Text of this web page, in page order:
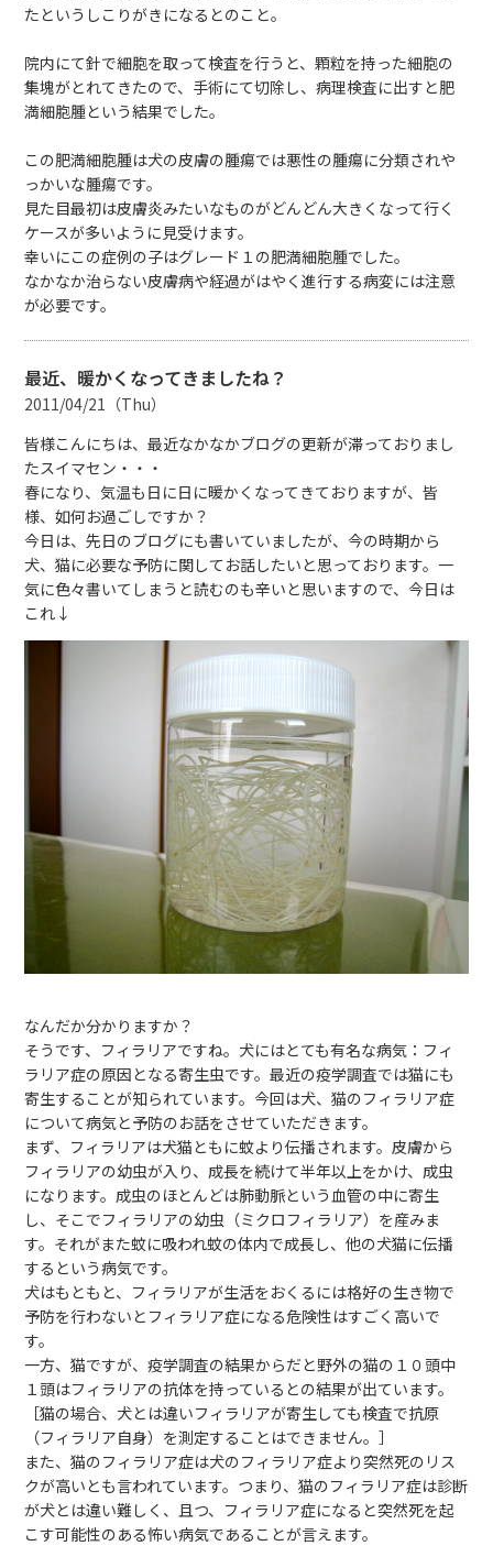
たというしこりがきになるとのこと。
院内にて針で細胞を取って検査を行うと、顆粒を持った細胞の
集塊がとれてきたので、手術にて切除し、病理検査に出すと肥
満細胞腫という結果でした。
この肥満細胞腫は犬の皮膚の腫瘍では悪性の腫瘍に分類されや
っかいな腫瘍です。
見た目最初は皮膚炎みたいなものがどんどん大きくなって行く
ケースが多いように見受けます。
幸いにこの症例の子はグレード１の肥満細胞腫でした。
なかなか治らない皮膚病や経過がはやく進行する病変には注意
が必要です。
最近、暖かくなってきましたね？
2011/04/21（Thu）
皆様こんにちは、最近なかなかブログの更新が滞っておりまし
たスイマセン・・・
春になり、気温も日に日に暖かくなってきておりますが、皆
様、如何お過ごしですか？
今日は、先日のブログにも書いていましたが、今の時期から
犬、猫に必要な予防に関してお話したいと思っております。一
気に色々書いてしまうと読むのも辛いと思いますので、今日は
これ↓
なんだか分かりますか？
そうです、フィラリアですね。犬にはとても有名な病気：フィ
ラリア症の原因となる寄生虫です。最近の疫学調査では猫にも
寄生することが知られています。今回は犬、猫のフィラリア症
について病気と予防のお話をさせていただきます。
まず、フィラリアは犬猫ともに蚊より伝播されます。皮膚から
フィラリアの幼虫が入り、成長を続けて半年以上をかけ、成虫
になります。成虫のほとんどは肺動脈という血管の中に寄生
し、そこでフィラリアの幼虫（ミクロフィラリア）を産みま
す。それがまた蚊に吸われ蚊の体内で成長し、他の犬猫に伝播
するという病気です。
犬はもともと、フィラリアが生活をおくるには格好の生き物で
予防を行わないとフィラリア症になる危険性はすごく高いで
す。
一方、猫ですが、疫学調査の結果からだと野外の猫の１０頭中
１頭はフィラリアの抗体を持っているとの結果が出ています。
［猫の場合、犬とは違いフィラリアが寄生しても検査で抗原
（フィラリア自身）を測定することはできません。］
また、猫のフィラリア症は犬のフィラリア症より突然死のリス
クが高いとも言われています。つまり、猫のフィラリア症は診断
が犬とは違い難しく、且つ、フィラリア症になると突然死を起
こす可能性のある怖い病気であることが言えます。